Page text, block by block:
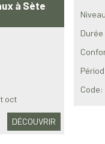
à Sète
oct
DÉCOUVRIR
Code: